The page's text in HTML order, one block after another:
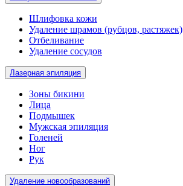
Шлифовка кожи
Удаление шрамов (рубцов, растяжек)
Отбеливание
Удаление сосудов
Лазерная эпиляция
Зоны бикини
Лица
Подмышек
Мужская эпиляция
Голеней
Ног
Рук
Удаление новообразований